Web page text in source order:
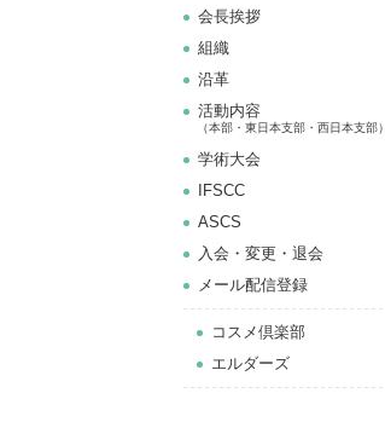
会長挨拶
組織
沿革
活動内容
（本部・東日本支部・西日本支部）
学術大会
IFSCC
ASCS
⼊会・変更・退会
メール配信登録
コスメ倶楽部
エルダーズ